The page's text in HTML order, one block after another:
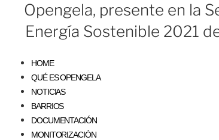
Opengela, presente en la
Energía Sostenible 2021
HOME
QUÉ ES OPENGELA
NOTICIAS
BARRIOS
DOCUMENTACIÓN
MONITORIZACIÓN